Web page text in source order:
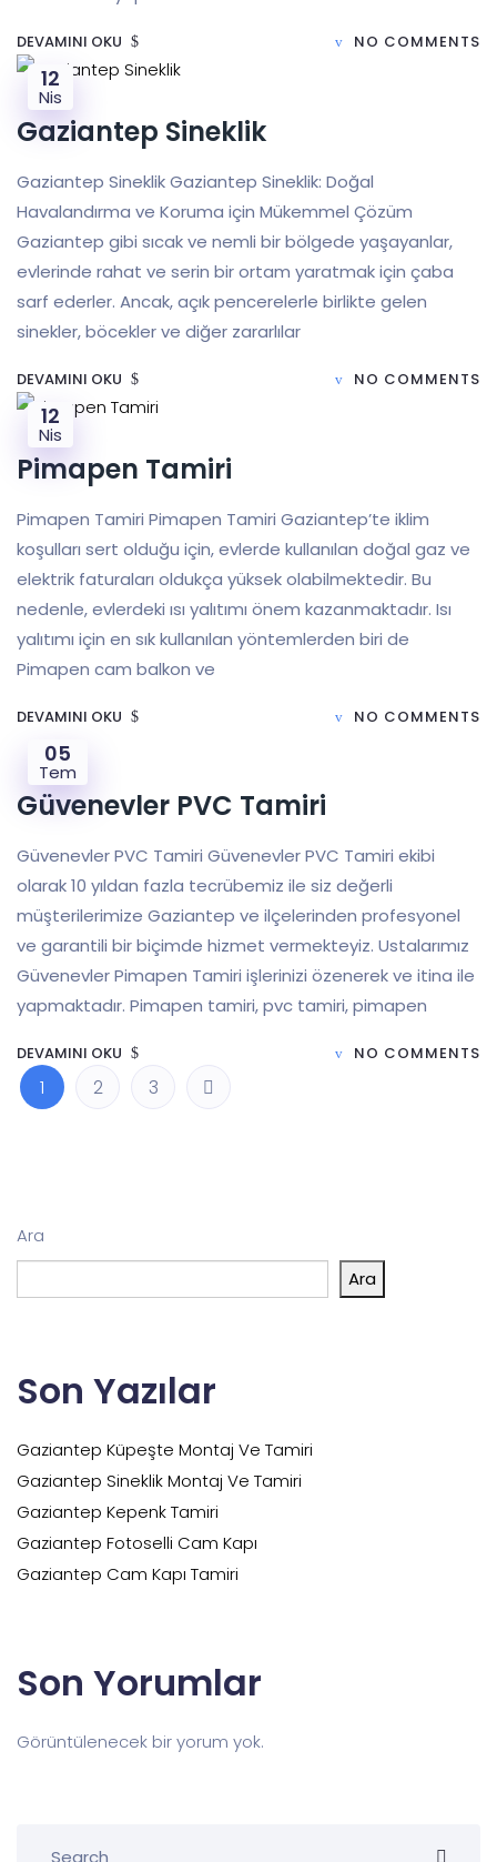
DEVAMINI OKU NO COMMENTS
12
Nis
Gaziantep Sineklik
Gaziantep Sineklik Gaziantep Sineklik: Doğal
Havalandırma ve Koruma için Mükemmel Çözüm
Gaziantep gibi sıcak ve nemli bir bölgede yaşayanlar,
evlerinde rahat ve serin bir ortam yaratmak için çaba
sarf ederler. Ancak, açık pencerelerle birlikte gelen
sinekler, böcekler ve diğer zararlılar
DEVAMINI OKU NO COMMENTS
12
Nis
Pimapen Tamiri
Pimapen Tamiri Pimapen Tamiri Gaziantep’te iklim
koşulları sert olduğu için, evlerde kullanılan doğal gaz ve
elektrik faturaları oldukça yüksek olabilmektedir. Bu
nedenle, evlerdeki ısı yalıtımı önem kazanmaktadır. Isı
yalıtımı için en sık kullanılan yöntemlerden biri de
Pimapen cam balkon ve
DEVAMINI OKU NO COMMENTS
05
Tem
Güvenevler PVC Tamiri
Güvenevler PVC Tamiri Güvenevler PVC Tamiri ekibi
olarak 10 yıldan fazla tecrübemiz ile siz değerli
müşterilerimize Gaziantep ve ilçelerinden profesyonel
ve garantili bir biçimde hizmet vermekteyiz. Ustalarımız
Güvenevler Pimapen Tamiri işlerinizi özenerek ve itina ile
yapmaktadır. Pimapen tamiri, pvc tamiri, pimapen
DEVAMINI OKU NO COMMENTS
1 2 3
Ara
Ara
Son Yazılar
Gaziantep Küpeşte Montaj Ve Tamiri
Gaziantep Sineklik Montaj Ve Tamiri
Gaziantep Kepenk Tamiri
Gaziantep Fotoselli Cam Kapı
Gaziantep Cam Kapı Tamiri
Son Yorumlar
Görüntülenecek bir yorum yok.